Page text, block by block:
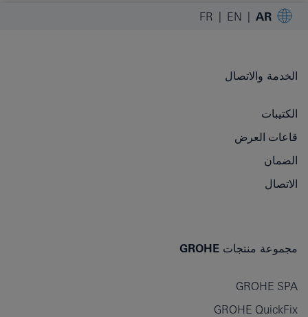
AR
EN
FR
الخدمة والاتصال
الكتيبات
قاعات العرض
الضمان
الاتصال
مجموعة منتجات GROHE
GROHE SPA
GROHE QuickFix